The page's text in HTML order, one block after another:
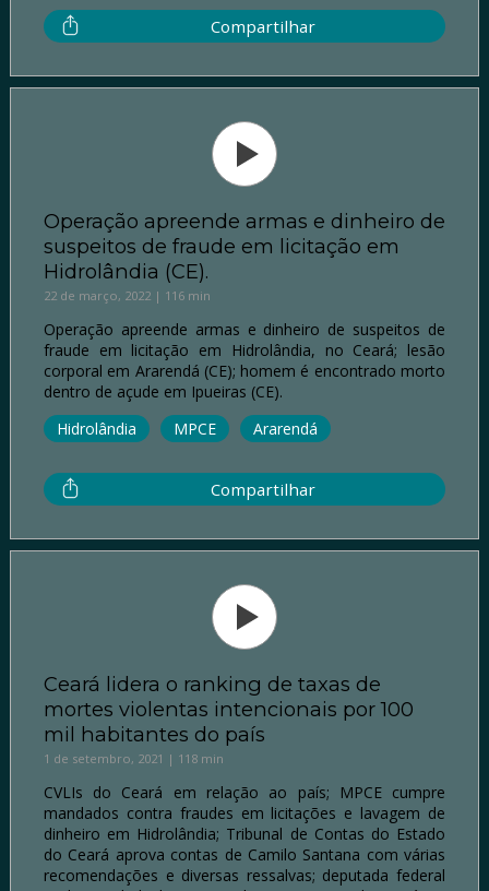
Compartilhar
Operação apreende armas e dinheiro de
suspeitos de fraude em licitação em
Hidrolândia (CE).
22 de março, 2022 | 116 min
Operação apreende armas e dinheiro de suspeitos de
fraude em licitação em Hidrolândia, no Ceará; lesão
corporal em Ararendá (CE); homem é encontrado morto
dentro de açude em Ipueiras (CE).
Hidrolândia
MPCE Ararendá
Compartilhar
Ceará lidera o ranking de taxas de
mortes violentas intencionais por 100
mil habitantes do país
1 de setembro, 2021 | 118 min
CVLIs do Ceará em relação ao país; MPCE cumpre
mandados contra fraudes em licitações e lavagem de
dinheiro em Hidrolândia; Tribunal de Contas do Estado
do Ceará aprova contas de Camilo Santana com várias
recomendações e diversas ressalvas; deputada federal